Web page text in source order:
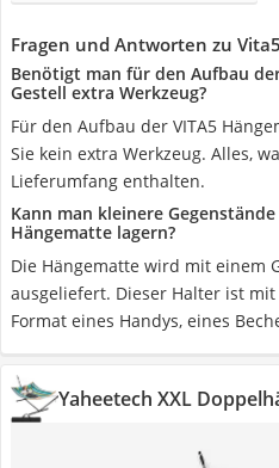
Fragen und Antworten zu
Benötigt man für den Aufbau
Gestell extra Werkzeug?
Für den Aufbau der VITA5
Sie kein extra Werkzeug. Alles,
Lieferumfang enthalten.
Kann man kleinere
Hängematte lagern?
Die Hängematte wird mit einem
ausgeliefert. Dieser Halter ist
Format eines Handys, eines
Yaheetech XXL